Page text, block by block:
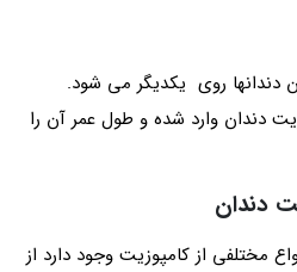
روی یکدیگر می شود.
دندان وارد شده و طول عمر آن را
دندان
مختلفی از کامپوزیت وجود دارد از